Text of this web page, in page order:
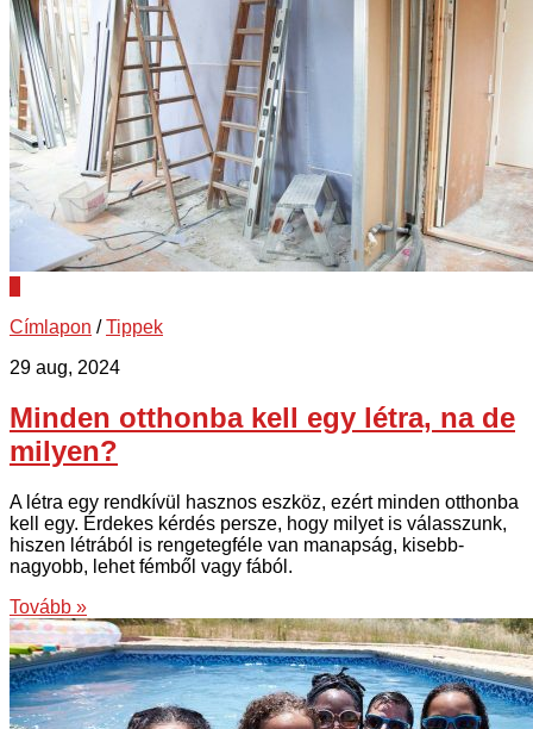
Címlapon /Tippek
29 aug, 2024
Minden otthonba kell egy létra, na de
milyen?
A létra egy rendkívül hasznos eszköz, ezért minden otthonba
kell egy. Érdekes kérdés persze, hogy milyet is válasszunk,
hiszen létrából is rengetegféle van manapság, kisebb-
nagyobb, lehet fémből vagy fából.
Tovább »